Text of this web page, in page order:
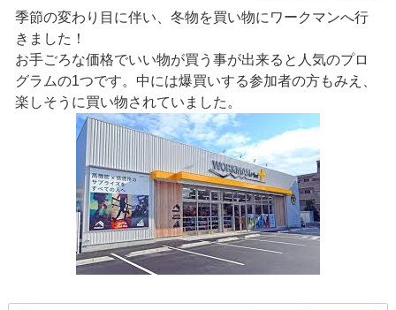
季節の変わり目に伴い、冬物を買い物にワークマンへ行
きました！
お手ごろな価格でいい物が買う事が出来ると人気のプロ
グラムの1つです。中には爆買いする参加者の方もみえ、
楽しそうに買い物されていました。